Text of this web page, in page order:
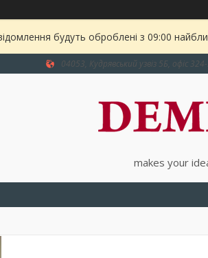
будуть оброблені з 09:00
04053, Кудрявський узвіз 5Б, офіс
makes your